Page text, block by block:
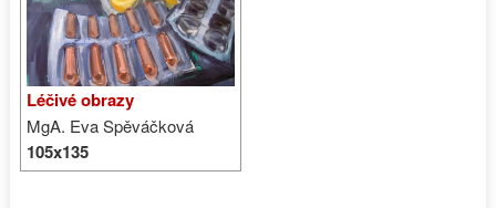
Léčivé obrazy
MgA. Eva Spěváčková
105x135